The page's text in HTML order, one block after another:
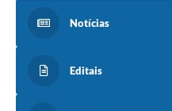
Notícias
Editais